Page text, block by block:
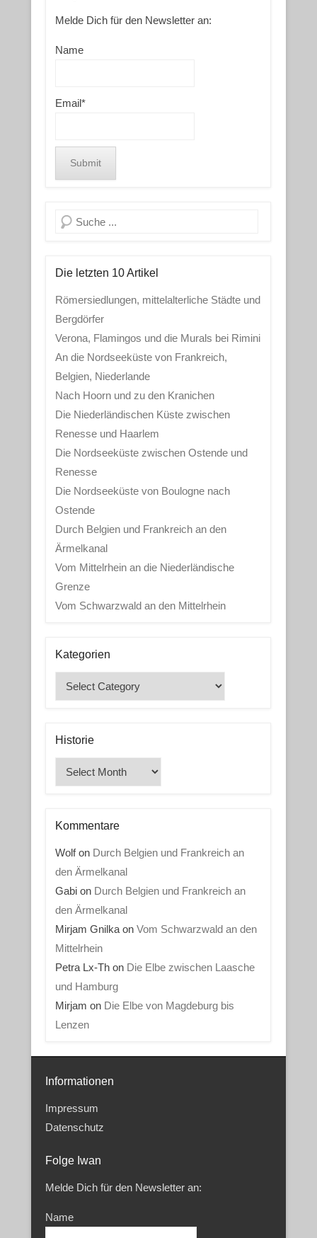
Melde Dich für den Newsletter an:
Name
Email*
Search
Die letzten 10 Artikel
Römersiedlungen, mittelalterliche Städte und
Bergdörfer
Verona, Flamingos und die Murals bei Rimini
An die Nordseeküste von Frankreich,
Belgien, Niederlande
Nach Hoorn und zu den Kranichen
Die Niederländischen Küste zwischen
Renesse und Haarlem
Die Nordseeküste zwischen Ostende und
Renesse
Die Nordseeküste von Boulogne nach
Ostende
Durch Belgien und Frankreich an den
Ärmelkanal
Vom Mittelrhein an die Niederländische
Grenze
Vom Schwarzwald an den Mittelrhein
Kategorien
Kategorien
Historie
Historie
Kommentare
Wolfon Durch Belgien und Frankreich an
den Ärmelkanal
Gabion Durch Belgien und Frankreich an
den Ärmelkanal
Mirjam Gnilkaon Vom Schwarzwald an den
Mittelrhein
Petra Lx-Thon Die Elbe zwischen Laasche
und Hamburg
Mirjam on Die Elbe von Magdeburg bis
Lenzen
Informationen
Impressum
Datenschutz
Folge Iwan
Melde Dich für den Newsletter an:
Name